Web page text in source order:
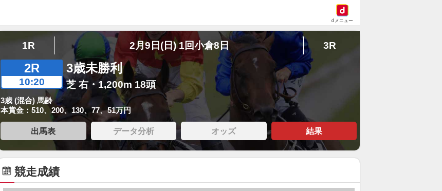
dメニュー
1R 2月9日(日) 1回小倉8日 3R
2R
10:20
3歳未勝利
芝 右・1,200m 18頭
3歳 (混合) 馬齢
本賞金：510、200、130、77、51万円
出馬表 データ分析 オッズ 結果
競走成績